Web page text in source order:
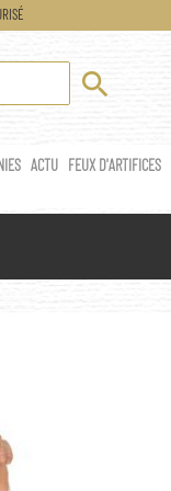

ACTU FEUX D'ARTIFICES